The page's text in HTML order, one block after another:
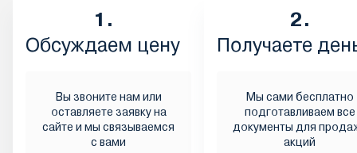
1.
Обсуждаем цену
Вы звоните нам или
оставляете заявку на
сайте и мы связываемся
с вами
2.
Получаете
Мы сами бесплатно
подготавливаем все
документы для
акций